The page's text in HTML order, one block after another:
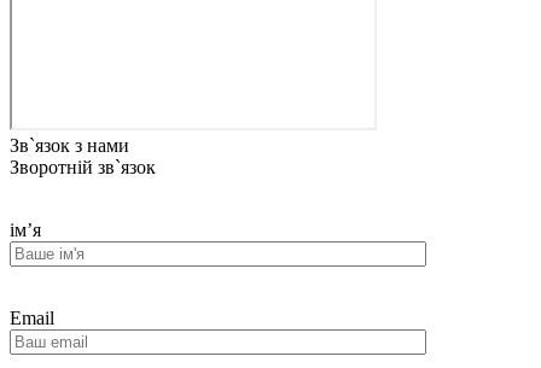
Зв`язок з нами
Зворотній зв`язок
ім’я
Email